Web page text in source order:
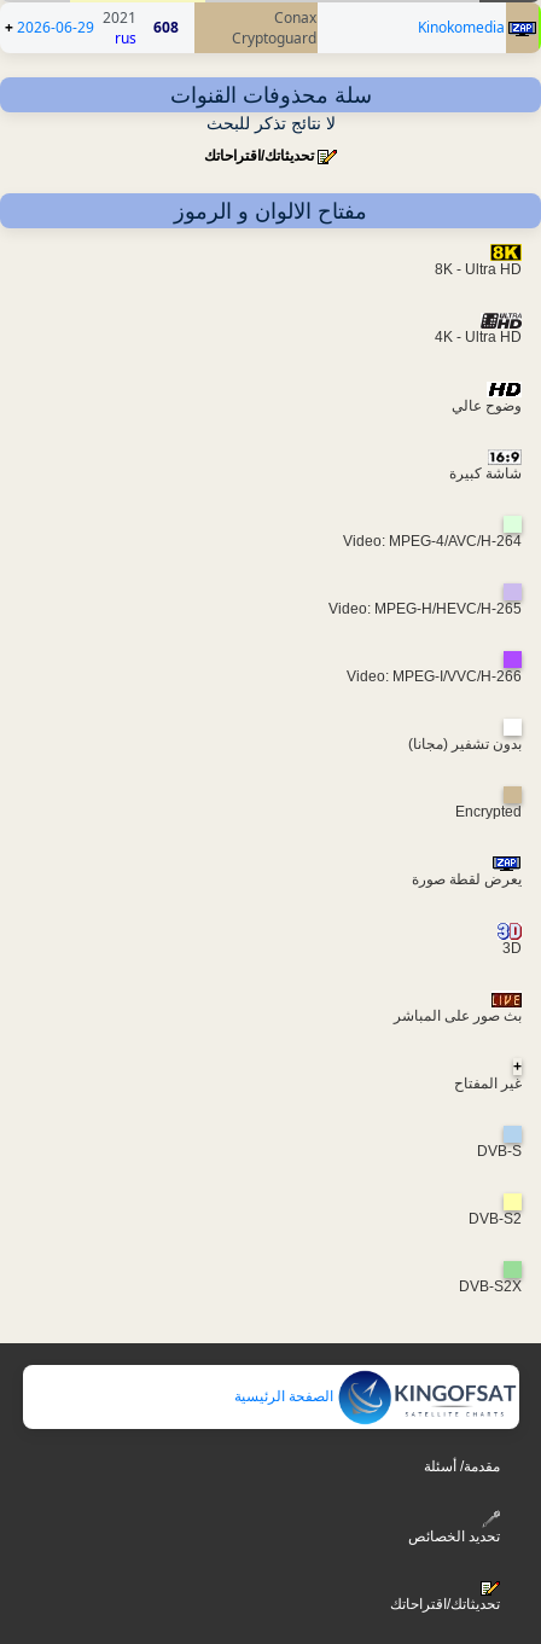
Kinokomedia
Conax
Cryptoguard
608
2021
rus
2026-06-29
+
سلة محذوفات القنوات
لا نتائج تذكر للبحث
تحديثاتك/اقتراحاتك
مفتاح الالوان و الرموز
8K - Ultra HD
4K - Ultra HD
وضوح عالي
شاشة كبيرة
Video: MPEG-4/AVC/H-264
Video: MPEG-H/HEVC/H-265
Video: MPEG-I/VVC/H-266
بدون تشفير (مجانا)
Encrypted
يعرض لقطة صورة
3D
بث صور على المباشر
+
غير المفتاح
DVB-S
DVB-S2
DVB-S2X
الصفحة الرئيسية
مقدمة/ أسئلة
تحديد الخصائص
تحديثاتك/اقتراحاتك